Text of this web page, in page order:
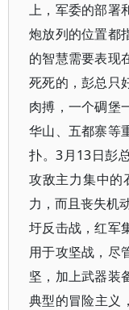
上，军委的部署
炮放列的位置都
的智慧需要表现
死死的，彭总只
肉搏，一个碉堡
华山、五都寨等
扑。3月13日彭
攻敌主力集中的
力，而且丧失机
圩反击战，红军
用于攻坚战，尽
坚，加上武器装
典型的冒险主义